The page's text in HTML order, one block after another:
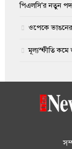
পিএলসি’র নতুন
ওপেকে
মূল্যস্ফীতি